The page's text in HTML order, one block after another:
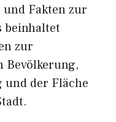
Fakten zur
beinhaltet
zur
Bevölkerung,
und der Fläche